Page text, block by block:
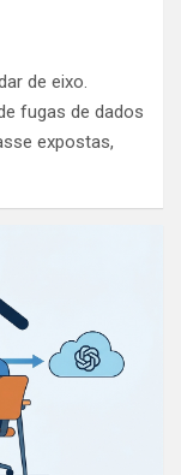
de eixo.
fugas de dados
expostas,